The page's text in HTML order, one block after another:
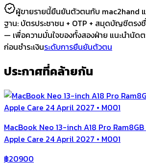
ผู้ขายรายนี้ยืนยันตัวตนกับ mac2hand แ
ฐาน: บัตรประชาชน + OTP + สมุดบัญชีตรง
— เพื่อความมั่นใจของทั้งสองฝ่าย แนะนำนัด
ก่อนชำระเงินระดับการยืนยันตัวตน
ประกาศที่คล้ายกัน
MacBook Neo 13-inch A18 Pro Ram8GB
Apple Care 24 April 2027 • M001
฿20900